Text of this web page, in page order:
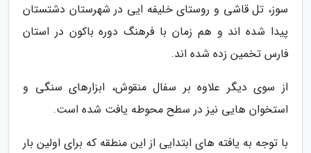
سوز، تل قاشی و روستای خلیفه ایی در شهرستان دشتستان
پیدا شده اند و هم زمان با فرهنگ دوره باکون در استان
فارس تخمین زده شده اند.
از سوی دیگر علاوه بر سفال منقوش، ابزارهای سنگی و
استخوان هایی نیز در سطح محوطه یافت شده است.
با توجه به یافته های ابتدایی از این منطقه که برای اولین بار